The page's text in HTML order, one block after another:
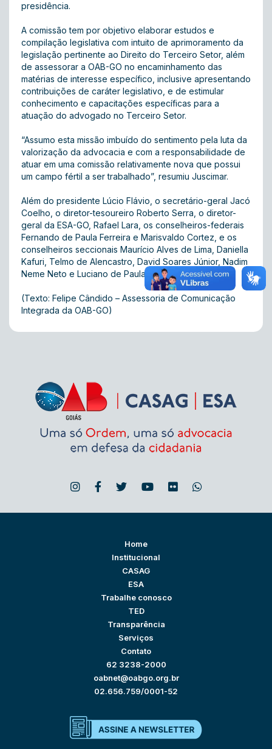
presidência.
A comissão tem por objetivo elaborar estudos e
compilação legislativa com intuito de aprimoramento da
legislação pertinente ao Direito do Terceiro Setor, além
de assessorar a OAB-GO no encaminhamento das
matérias de interesse específico, inclusive apresentando
contribuições de caráter legislativo, e de estimular
conhecimento e capacitações específicas para a
atuação do advogado no Terceiro Setor.
“Assumo esta missão imbuído do sentimento pela luta da
valorização da advocacia e com a responsabilidade de
atuar em uma comissão relativamente nova que possui
um campo fértil a ser trabalhado”, resumiu Juscimar.
Além do presidente Lúcio Flávio, o secretário-geral Jacó
Coelho, o diretor-tesoureiro Roberto Serra, o diretor-
geral da ESA-GO, Rafael Lara, os conselheiros-federais
Fernando de Paula Ferreira e Marisvaldo Cortez, e os
conselheiros seccionais Maurício Alves de Lima, Daniella
Kafuri, Telmo de Alencastro, David Soares Júnior, Nadim
Neme Neto e Luciano de Paula participaram do ato.
(Texto: Felipe Cândido – Assessoria de Comunicação
Integrada da OAB-GO)
Home
Institucional
CASAG
ESA
Trabalhe conosco
TED
Transparência
Serviços
Contato
62 3238-2000
oabnet@oabgo.org.br
02.656.759/0001-52